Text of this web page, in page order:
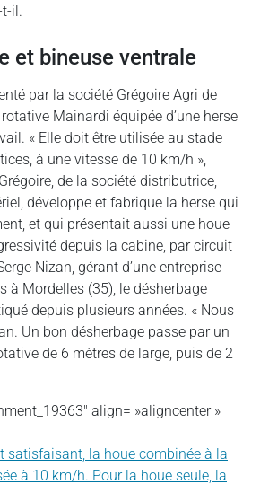
t-il.
et bineuse ventrale
par la société Grégoire Agri de
Mainardi équipée d’une herse
« Elle doit être utilisée au stade
à une vitesse de 10 km/h »,
de la société distributrice,
développe et fabrique la herse qui
et qui présentait aussi une houe
depuis la cabine, par circuit
Nizan, gérant d’une entreprise
à Mordelles (35), le désherbage
depuis plusieurs années. « Nous
Un bon désherbage passe par un
de 6 mètres de large, puis de 2
align= »aligncenter »